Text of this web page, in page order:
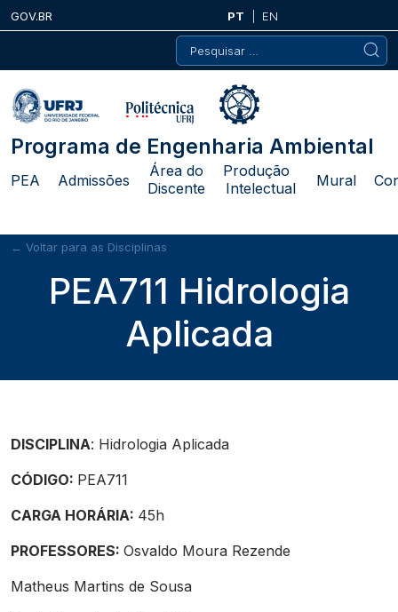
Skip
to
GOV.BR PT
EN
Pesquisar
por:
Programa de Engenharia Ambiental
PEA Admissões
Área do
Discente
Produção
Intelectual
Mural
← Voltar para as Disciplinas
PEA711 Hidrologia
Aplicada
DISCIPLINA: Hidrologia Aplicada
CÓDIGO: PEA711
CARGA HORÁRIA: 45h
PROFESSORES: Osvaldo Moura Rezende
Matheus Martins de Sousa